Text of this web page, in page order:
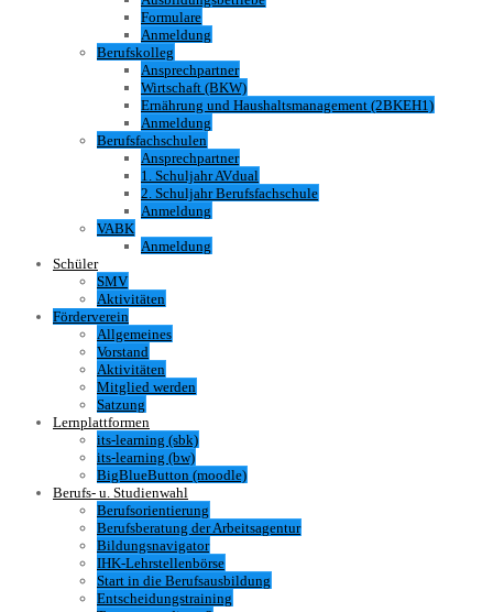
Formulare
Anmeldung
Berufskolleg
Ansprechpartner
Wirtschaft (BKW)
Ernährung und Haushaltsmanagement (2BKEH1)
Anmeldung
Berufsfachschulen
Ansprechpartner
1. Schuljahr AVdual
2. Schuljahr Berufsfachschule
Anmeldung
VABK
Anmeldung
Schüler
SMV
Aktivitäten
Förderverein
Allgemeines
Vorstand
Aktivitäten
Mitglied werden
Satzung
Lernplattformen
its-learning (sbk)
its-learning (bw)
BigBlueButton (moodle)
Berufs- u. Studienwahl
Berufsorientierung
Berufsberatung der Arbeitsagentur
Bildungsnavigator
IHK-Lehrstellenbörse
Start in die Berufsausbildung
Entscheidungstraining